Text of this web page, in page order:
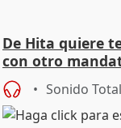
De Hita quiere
con otro
Sonido